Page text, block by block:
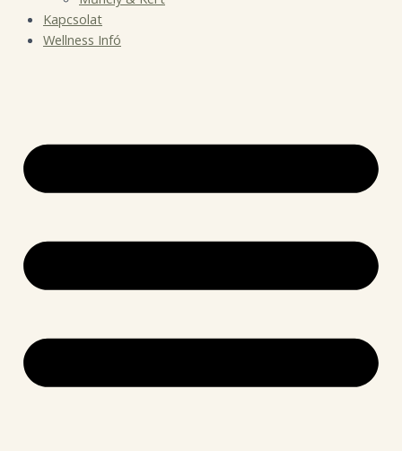
Kapcsolat
Wellness Infó